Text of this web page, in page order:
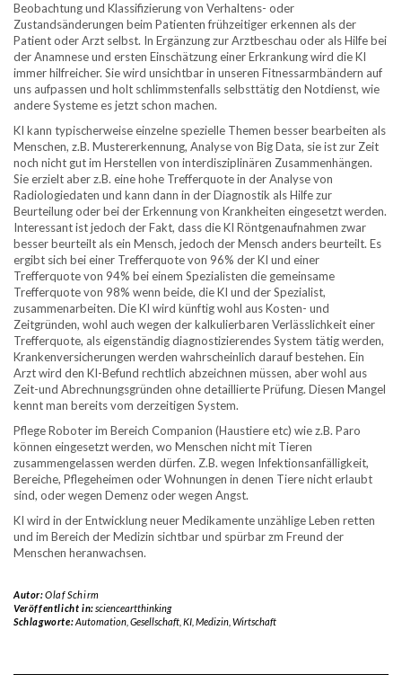
Beobachtung und Klassifizierung von Verhaltens- oder
Zustandsänderungen beim Patienten frühzeitiger erkennen als der
Patient oder Arzt selbst. In Ergänzung zur Arztbeschau oder als Hilfe bei
der Anamnese und ersten Einschätzung einer Erkrankung wird die KI
immer hilfreicher. Sie wird unsichtbar in unseren Fitnessarmbändern auf
uns aufpassen und holt schlimmstenfalls selbsttätig den Notdienst, wie
andere Systeme es jetzt schon machen.
KI kann typischerweise einzelne spezielle Themen besser bearbeiten als
Menschen, z.B. Mustererkennung, Analyse von Big Data, sie ist zur Zeit
noch nicht gut im Herstellen von interdisziplinären Zusammenhängen.
Sie erzielt aber z.B. eine hohe Trefferquote in der Analyse von
Radiologiedaten und kann dann in der Diagnostik als Hilfe zur
Beurteilung oder bei der Erkennung von Krankheiten eingesetzt werden.
Interessant ist jedoch der Fakt, dass die KI Röntgenaufnahmen zwar
besser beurteilt als ein Mensch, jedoch der Mensch anders beurteilt. Es
ergibt sich bei einer Trefferquote von 96% der KI und einer
Trefferquote von 94% bei einem Spezialisten die gemeinsame
Trefferquote von 98% wenn beide, die KI und der Spezialist,
zusammenarbeiten. Die KI wird künftig wohl aus Kosten- und
Zeitgründen, wohl auch wegen der kalkulierbaren Verlässlichkeit einer
Trefferquote, als eigenständig diagnostizierendes System tätig werden,
Krankenversicherungen werden wahrscheinlich darauf bestehen. Ein
Arzt wird den KI-Befund rechtlich abzeichnen müssen, aber wohl aus
Zeit-und Abrechnungsgründen ohne detaillierte Prüfung. Diesen Mangel
kennt man bereits vom derzeitigen System.
Pflege Roboter im Bereich Companion (Haustiere etc) wie z.B. Paro
können eingesetzt werden, wo Menschen nicht mit Tieren
zusammengelassen werden dürfen. Z.B. wegen Infektionsanfälligkeit,
Bereiche, Pflegeheimen oder Wohnungen in denen Tiere nicht erlaubt
sind, oder wegen Demenz oder wegen Angst.
KI wird in der Entwicklung neuer Medikamente unzählige Leben retten
und im Bereich der Medizin sichtbar und spürbar zm Freund der
Menschen heranwachsen.
Autor:Olaf Schirm
Veröffentlicht in:scienceartthinking
Schlagworte:Automation, Gesellschaft, KI, Medizin, Wirtschaft